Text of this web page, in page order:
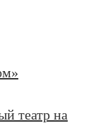
театр на